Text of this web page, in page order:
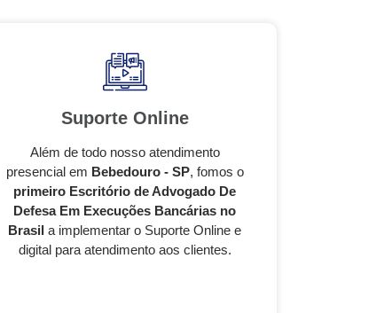
Suporte Online
Além de todo nosso atendimento
presencial em Bebedouro - SP, fomos o
primeiro Escritório de Advogado De
Defesa Em Execuções Bancárias no
Brasil a implementar o Suporte Online e
digital para atendimento aos clientes.